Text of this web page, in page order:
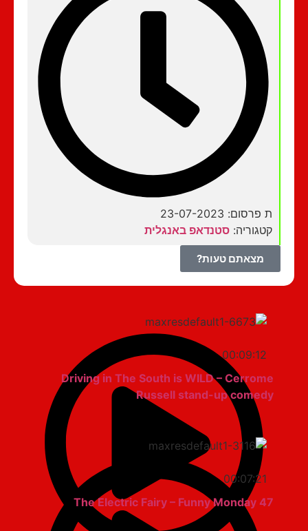
ת פרסום: 23-07-2023
קטגוריה:סטנדאפ באנגלית
מצאתם טעות?
00:09:12
Driving in The South is WILD – Cerrome
Russell stand-up comedy
00:07:21
The Electric Fairy – Funny Monday 47